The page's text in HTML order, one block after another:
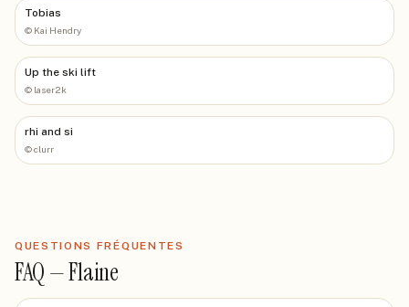
Tobias
© Kai Hendry
Up the ski lift
© laser2k
rhi and si
©clurr
QUESTIONS FRÉQUENTES
FAQ —Flaine